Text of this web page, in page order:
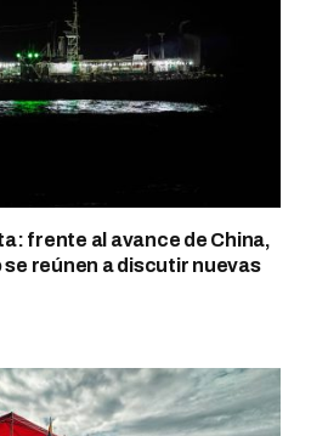
frente al avance de China,
se reúnen a discutir nuevas